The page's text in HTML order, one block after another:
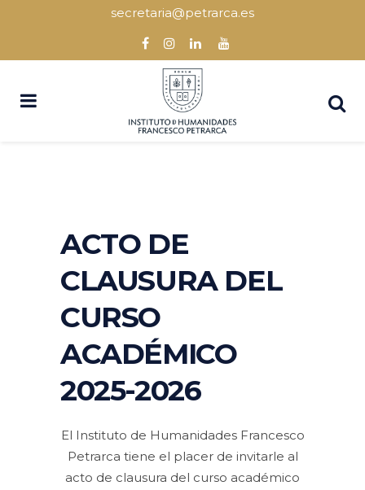
secretaria@petrarca.es
ACTO DE
CLAUSURA DEL
CURSO
ACADÉMICO
2025-2026
El Instituto de Humanidades Francesco
Petrarca tiene el placer de invitarle al
acto de clausura del curso académico